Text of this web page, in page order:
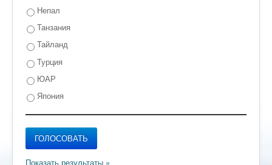
Непал
Танзания
Тайланд
Турция
ЮАР
Япония